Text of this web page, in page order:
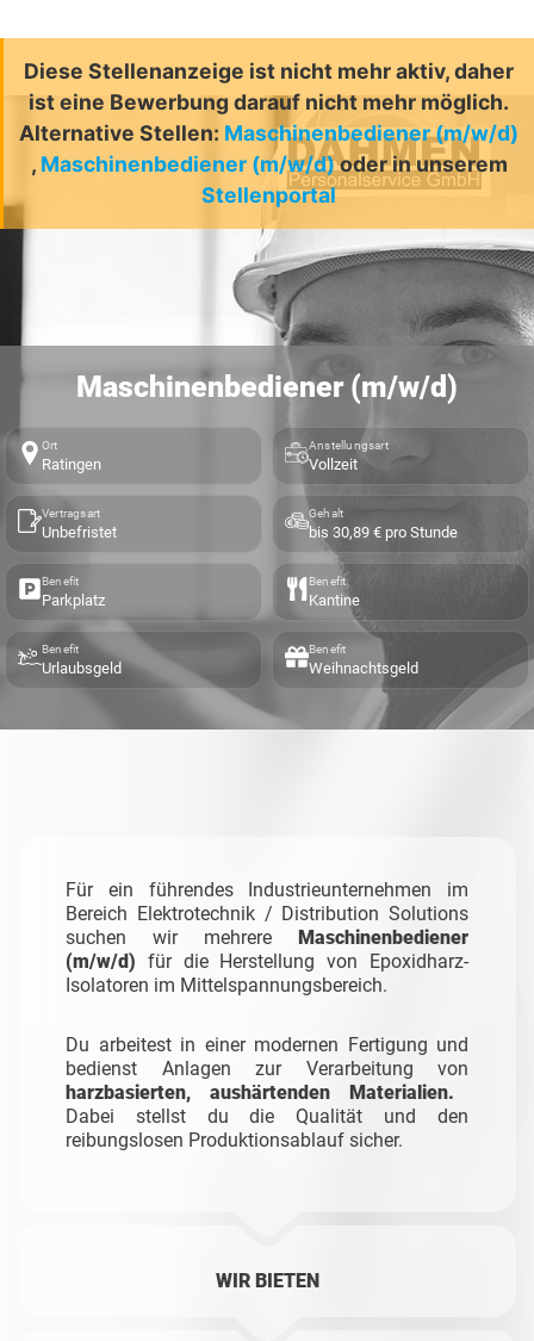
Diese Stellenanzeige ist nicht mehr aktiv, daher
ist eine Bewerbung darauf nicht mehr möglich.
Alternative Stellen: Maschinenbediener (m/w/d)
, Maschinenbediener (m/w/d)oder in unserem
Stellenportal
Maschinenbediener (m/w/d)
Ort
Ratingen
Anstellungsart
Vollzeit
Vertragsart
Unbefristet
Gehalt
bis 30,89 € pro Stunde
Benefit
Parkplatz
Benefit
Kantine
Benefit
Urlaubsgeld
Benefit
Weihnachtsgeld
Für ein führendes Industrieunternehmen im
Bereich Elektrotechnik / Distribution Solutions
suchen wir mehrere Maschinenbediener
(m/w/d) für die Herstellung von Epoxidharz-
Isolatoren im Mittelspannungsbereich.
Du arbeitest in einer modernen Fertigung und
bedienst Anlagen zur Verarbeitung von
harzbasierten, aushärtenden Materialien.
Dabei stellst du die Qualität und den
reibungslosen Produktionsablauf sicher.
WIR BIETEN